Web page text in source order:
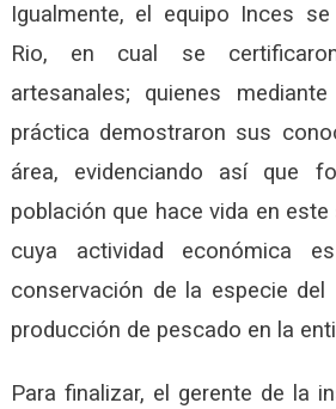
Igualmente, el equipo Inces
Rio, en cual se
artesanales; quienes
práctica demostraron sus
área, evidenciando así que
población que hace vida en
cuya actividad económica
conservación de la especie del
producción de pescado en la
Para finalizar, el gerente de la